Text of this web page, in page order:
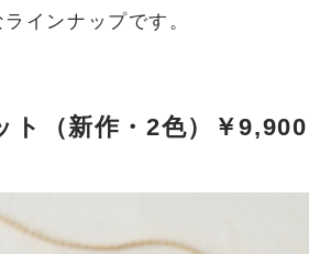
インナップです。
（新作・2色）￥9,900